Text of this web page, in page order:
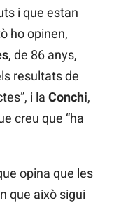
i que estan
ho opinen,
, de 86 anys,
resultats de
i la Conchi,
creu que “ha
opina que les
que això sigui